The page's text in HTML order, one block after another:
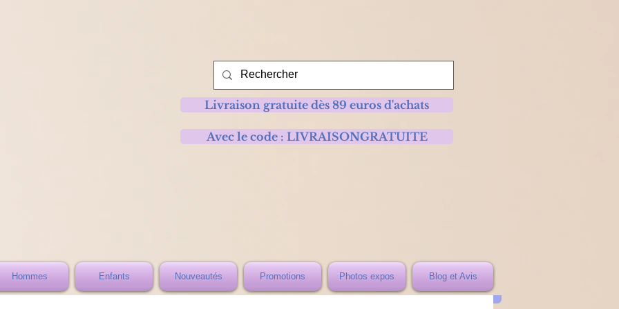
Livraison gratuite dès 89 euros d'achats
Avec le code : LIVRAISONGRATUITE
Hommes Enfants Nouveautés Promotions Photos expos Blog et Avis